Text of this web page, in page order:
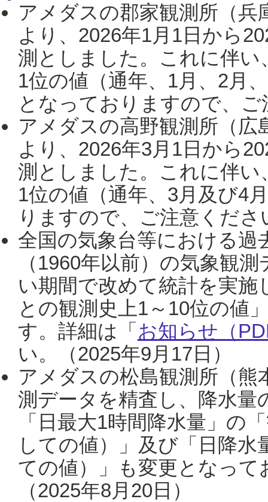
アメダスの郡家観測所（
より、2026年1月1日から
測としました。これに伴い
1位の値（通年、1月、2月
となっておりますので、
アメダスの高野観測所（
より、2026年3月1日から
測としました。これに伴い
1位の値（通年、3月及び4
りますので、ご注意くだ
全国の気象台等における過
（1960年以前）の気象観
い期間で改めて統計を実
との観測史上1～10位の値
す。詳細は「 お知らせ（
い。（2025年9月17日）
アメダスの松島観測所（熊
測データを精査し、降水
「日最大1時間降水量」の
しての値）」及び「日降
ての値）」も変更となっ
（2025年8月20日）